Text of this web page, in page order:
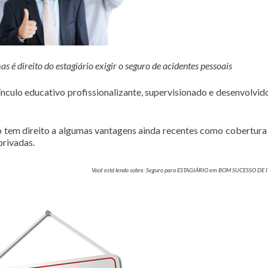
é direito do estagiário exigir o seguro de acidentes pessoais
educativo profissionalizante, supervisionado e
tem direito a algumas vantagens ainda recentes como
Você está lendo sobre: Seguro para ESTAGIÁRIO em BOM SUCESSO DE